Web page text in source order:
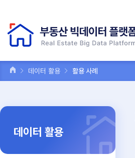
데이터 활용 활용 사례
데이터 활용